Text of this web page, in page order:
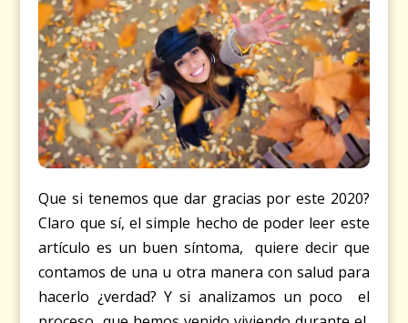
Que si tenemos que dar gracias por este 2020?
Claro que sí, el simple hecho de poder leer este
artículo es un buen síntoma, quiere decir que
contamos de una u otra manera con salud para
hacerlo ¿verdad? Y si analizamos un poco el